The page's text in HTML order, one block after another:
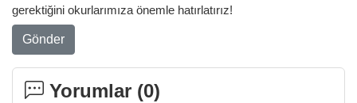
gerektiğini okurlarımıza önemle hatırlatırız!
Gönder
Yorumlar (0)